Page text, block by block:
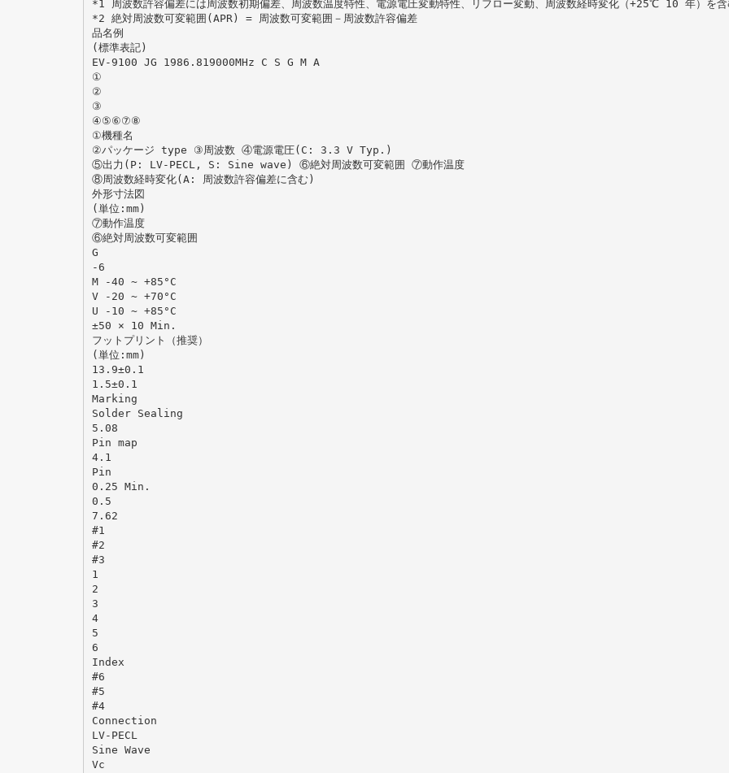
*1 周波数許容偏差には周波数初期偏差、周波数温度特性、電源電圧変動特性、リフロー変動、周波数経時変化（+25℃ 10 年）を含
*2 絶対周波数可変範囲(APR) = 周波数可変範囲－周波数許容偏差
品名例
(標準表記)
EV-9100 JG 1986.819000MHz C S G M A
①
②
③
④⑤⑥⑦⑧
①機種名
②パッケージ type ③周波数 ④電源電圧(C: 3.3 V Typ.)
⑤出力(P: LV-PECL, S: Sine wave) ⑥絶対周波数可変範囲 ⑦動作温度
⑧周波数経時変化(A: 周波数許容偏差に含む)
外形寸法図
(単位:mm)
⑦動作温度
⑥絶対周波数可変範囲
G
-6
M -40 ~ +85°C
V -20 ~ +70°C
U -10 ~ +85°C
±50 × 10 Min.
フットプリント（推奨）
(単位:mm)
13.9±0.1
1.5±0.1
Marking
Solder Sealing
5.08
Pin map
4.1
Pin
0.25 Min.
0.5
7.62
#1
#2
#3
1
2
3
4
5
6
Index
#6
#5
#4
Connection
LV-PECL
Sine Wave
Vc